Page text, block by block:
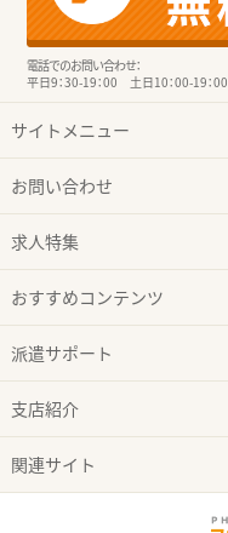
電話でのお問い合わせ：
平日9：30-19：00 土日10：00-19：00
サイトメニュー
お問い合わせ
求人特集
おすすめコンテンツ
派遣サポート
支店紹介
関連サイト